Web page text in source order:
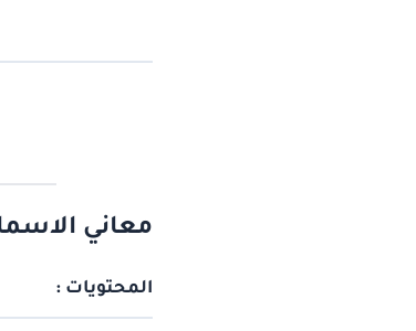
معاني
المحتويات :